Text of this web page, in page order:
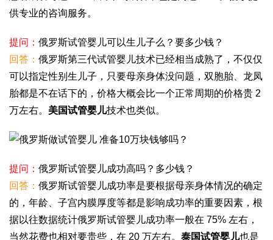
供专业的咨询服务。
提问： 俄罗斯试管婴儿可以生儿子么？要多少钱？
回答： 俄罗斯第三代试管婴儿技术已经相当成熟了，不仅仅
可以指定性别生儿子，只要母亲身体没问题，双胞胎、龙凤
胎都是不在话下的，价格大概会比一个正常周期的价格贵 2
万左右。 美国试管婴儿技术也类似。
提问： 俄罗斯试管婴儿成功高吗？多少钱？
回答： 俄罗斯试管婴儿成功率是要根据母亲身体情况的确定
的，年龄、子宫内膜厚度等都是影响成功率的重要因素，根
据以往数据统计俄罗斯试管婴儿成功率一般在 75% 左右，
当然花费也相对要贵些，在 20 万左右。 泰国试管婴儿也是